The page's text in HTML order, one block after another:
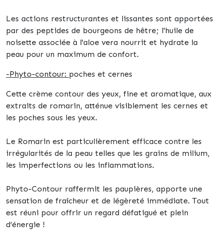
Les actions restructurantes et lissantes sont apportées
par des peptides de bourgeons de hêtre; l'huile de
noisette associée à l'aloe vera nourrit et hydrate la
peau pour un maximum de confort.
-Phyto-contour: poches et cernes
Cette crème contour des yeux, fine et aromatique, aux
extraits de romarin, atténue visiblement les cernes et
les poches sous les yeux.
Le Romarin est particulièrement efficace contre les
irrégularités de la peau telles que les grains de milium,
les imperfections ou les inflammations.
Phyto-Contour raffermit les paupières, apporte une
sensation de fraîcheur et de légèreté immédiate. Tout
est réuni pour offrir un regard défatigué et plein
d’énergie !